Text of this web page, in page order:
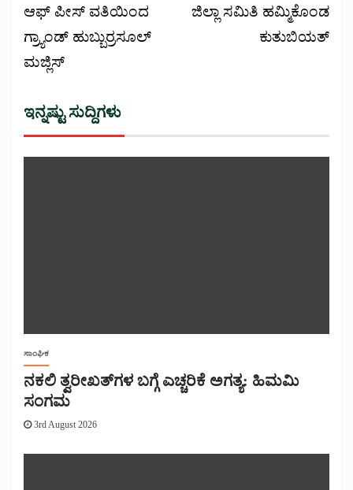
ಆಫ್ ಪೀಸ್ ವತಿಯಿಂದ
ಗ್ರ್ಯಾಂಡ್ ಹುಬ್ಬುರ್ರಸೂಲ್
ಮಜ್ಲಿಸ್
ಜಿಲ್ಲಾ ಸಮಿತಿ ಹಮ್ಮಿಕೊಂಡ
ಕುತುಬಿಯತ್
ಇನ್ನಷ್ಟು ಸುದ್ದಿಗಳು
ಸಾಂಘಿಕ
ನಕಲಿ ತ್ವರೀಖತ್‌ಗಳ ಬಗ್ಗೆ ಎಚ್ಚರಿಕೆ ಅಗತ್ಯ: ಹಿಮಮಿ
ಸಂಗಮ
3rd August 2026